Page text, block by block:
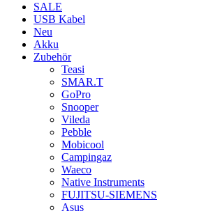
SALE
USB Kabel
Neu
Akku
Zubehör
Teasi
SMAR.T
GoPro
Snooper
Vileda
Pebble
Mobicool
Campingaz
Waeco
Native Instruments
FUJITSU-SIEMENS
Asus